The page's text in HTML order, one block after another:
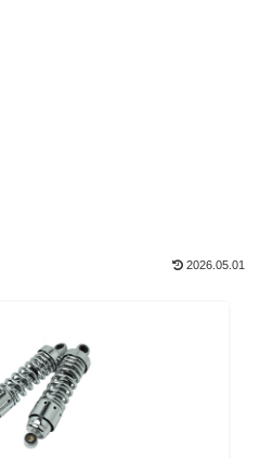
2026.05.01